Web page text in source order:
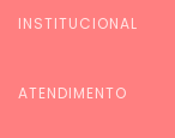
INSTITUCIONAL
ATENDIMENTO